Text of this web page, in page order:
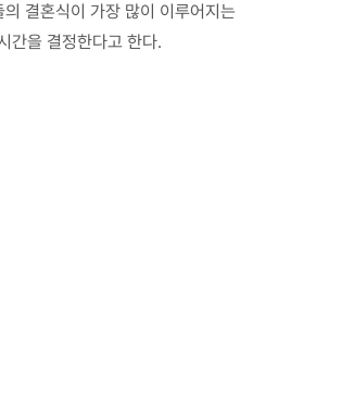
결혼식이 가장 많이 이루어지는
간을 결정한다고 한다.